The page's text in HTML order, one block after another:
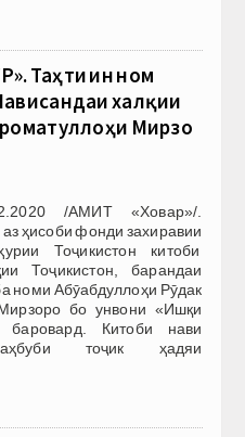
Таҳти ин ном
халқии
Мирзо
/АМИТ «Ховар»/.
ҳисоби фонди захиравии
Тоҷикистон китоби
Тоҷикистон, барандаи
номи Абӯабдуллоҳи Рӯдак
бо унвони «Ишқи
Китоби нави
тоҷик ҳадяи